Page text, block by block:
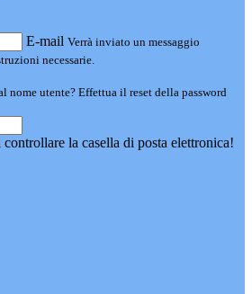
E-mail Verrà inviato un messaggio
necessarie.
nome utente? Effettua il reset della password
la casella di posta elettronica!